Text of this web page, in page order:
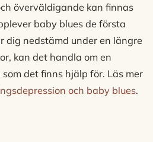
överväldigande kan finnas
baby blues de första
dig nedstämd under en längre
kan det handla om en
det finns hjälp för. Läs mer
och baby blues.